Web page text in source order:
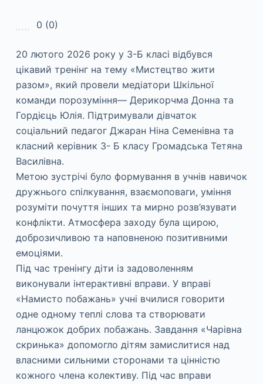
0 (0)
20 лютого 2026 року у 3-Б класі відбувся
цікавий тренінг на тему «Мистецтво жити
разом», який провели медіатори Шкільної
команди порозуміння— Дерикорчма Донна та
Гордієць Юлія. Підтримували дівчаток
соціальний педагог Джаран Ніна Семенівна та
класний керівник 3- Б класу Громадська Тетяна
Василівна.
Метою зустрічі було формування в учнів навичок
дружнього спілкування, взаємоповаги, уміння
розуміти почуття інших та мирно розв’язувати
конфлікти. Атмосфера заходу була щирою,
доброзичливою та наповненою позитивними
емоціями.
Під час тренінгу діти із задоволенням
виконували інтерактивні вправи. У вправі
«Намисто побажань» учні вчилися говорити
одне одному теплі слова та створювати
ланцюжок добрих побажань. Завдання «Чарівна
скринька» допомогло дітям замислитися над
власними сильними сторонами та цінністю
кожного члена колективу. Під час вправи